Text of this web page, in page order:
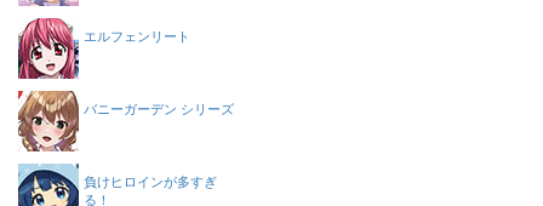
エルフェンリート
バニーガーデン シリーズ
負けヒロインが多すぎ
る！